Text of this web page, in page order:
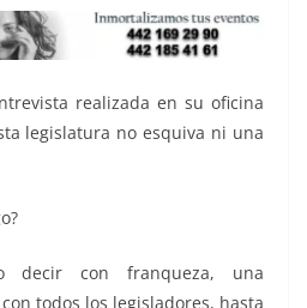
realizada en su oficina
legislatura no esquiva ni una
decir con franqueza, una
todos los legisladores, hasta